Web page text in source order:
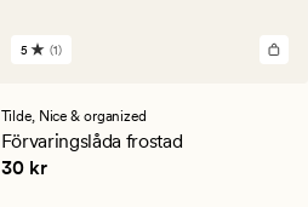
1
ett
genomsnittligt
betyg
på
5 (1)
Tilde, Nice & organized
Förvaringslåda frostad
Pris 30 kr
30 kr